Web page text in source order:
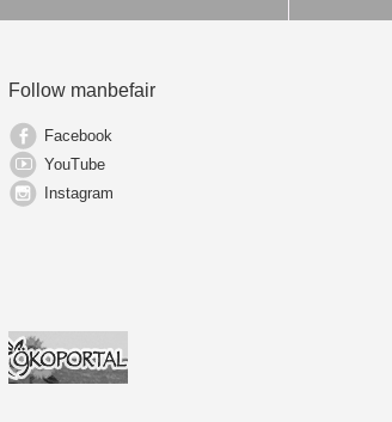
Follow manbefair
Facebook
YouTube
Instagram